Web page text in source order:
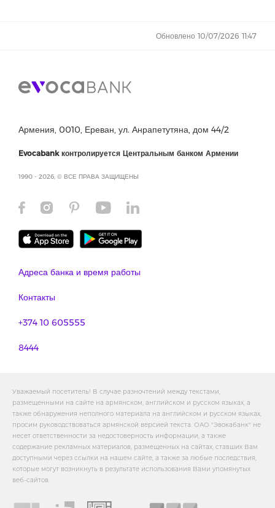
Обновлено 10/07/2026 11:47
Армения, 0010, Ереван, ул. Анрапетутяна, дом 44/2
Evocabank контролируется Центральным банком Армении
1990 - 2026, © ВСЕ ПРАВА ЗАЩИЩЕНЫ
Адреса банка и время работы
Контакты
+374 10 605555
8444
Уважаемый посетитель! В случае разночтений между текстами,
размещенными на сайте на армянском, английском и русском языках, а
также обнаружения неполного материала на английском и русском языках,
просим руководствоваться армянской версией текста. ОАО "Эвокабанк" не
несет ответственности за недостоверность информации, а также
содержание рекламных материалов, размещенных на сайтах, ставших Вам
доступными через ссылки на нашем сайте, а также за любые последствия,
которые могут возникнуть в результате использования Вами упомянутых
веб-сайтов.